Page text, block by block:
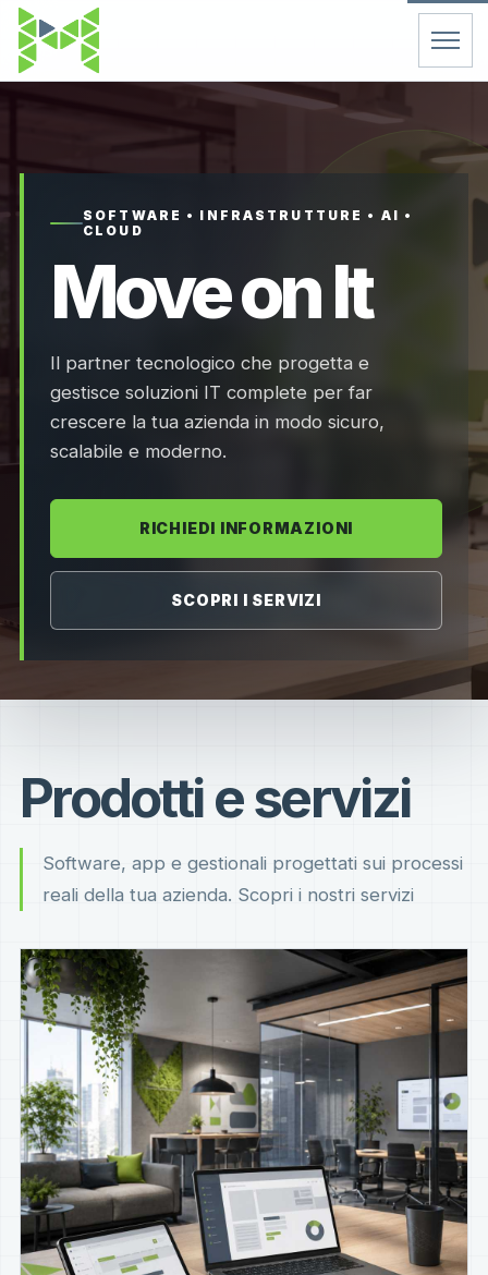
Servizi
Chi Siamo
Contatti
FAQ
Support
SOFTWARE • INFRASTRUTTURE • AI •
CLOUD
Move on It
Il partner tecnologico che progetta e
gestisce soluzioni IT complete per far
crescere la tua azienda in modo sicuro,
scalabile e moderno.
RICHIEDI INFORMAZIONI
SCOPRI I SERVIZI
Prodotti e servizi
Software, app e gestionali progettati sui processi
reali della tua azienda. Scopri i nostri servizi